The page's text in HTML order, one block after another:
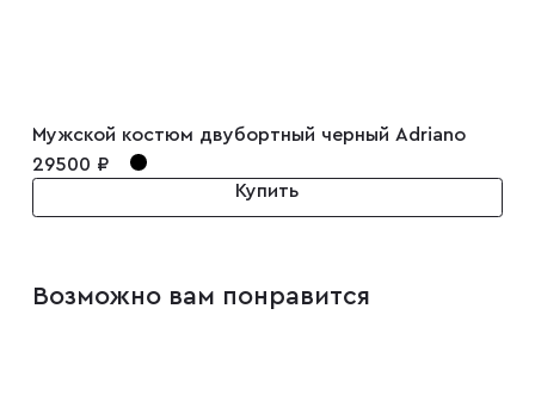
Мужской костюм двубортный черный Adriano
29500 ₽
Купить
Возможно вам понравится